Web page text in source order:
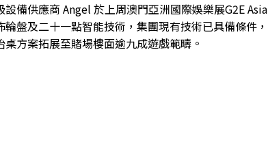
設備供應商 Angel 於上周澳門亞洲國際娛樂展G2E Asia
輪盤及二十一點智能技術，集團現有技術已具備條件，
桌方案拓展至賭場樓面逾九成遊戲範疇。